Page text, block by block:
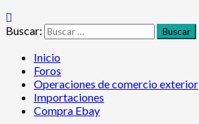
Buscar:
Inicio
Foros
Operaciones de comercio exterior
Importaciones
Compra Ebay